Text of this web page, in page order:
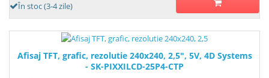
În stoc (3-4 zile)
Afisaj TFT, grafic, rezolutie 240x240, 2,5", 5V, 4D Systems
- SK-PIXXILCD-25P4-CTP